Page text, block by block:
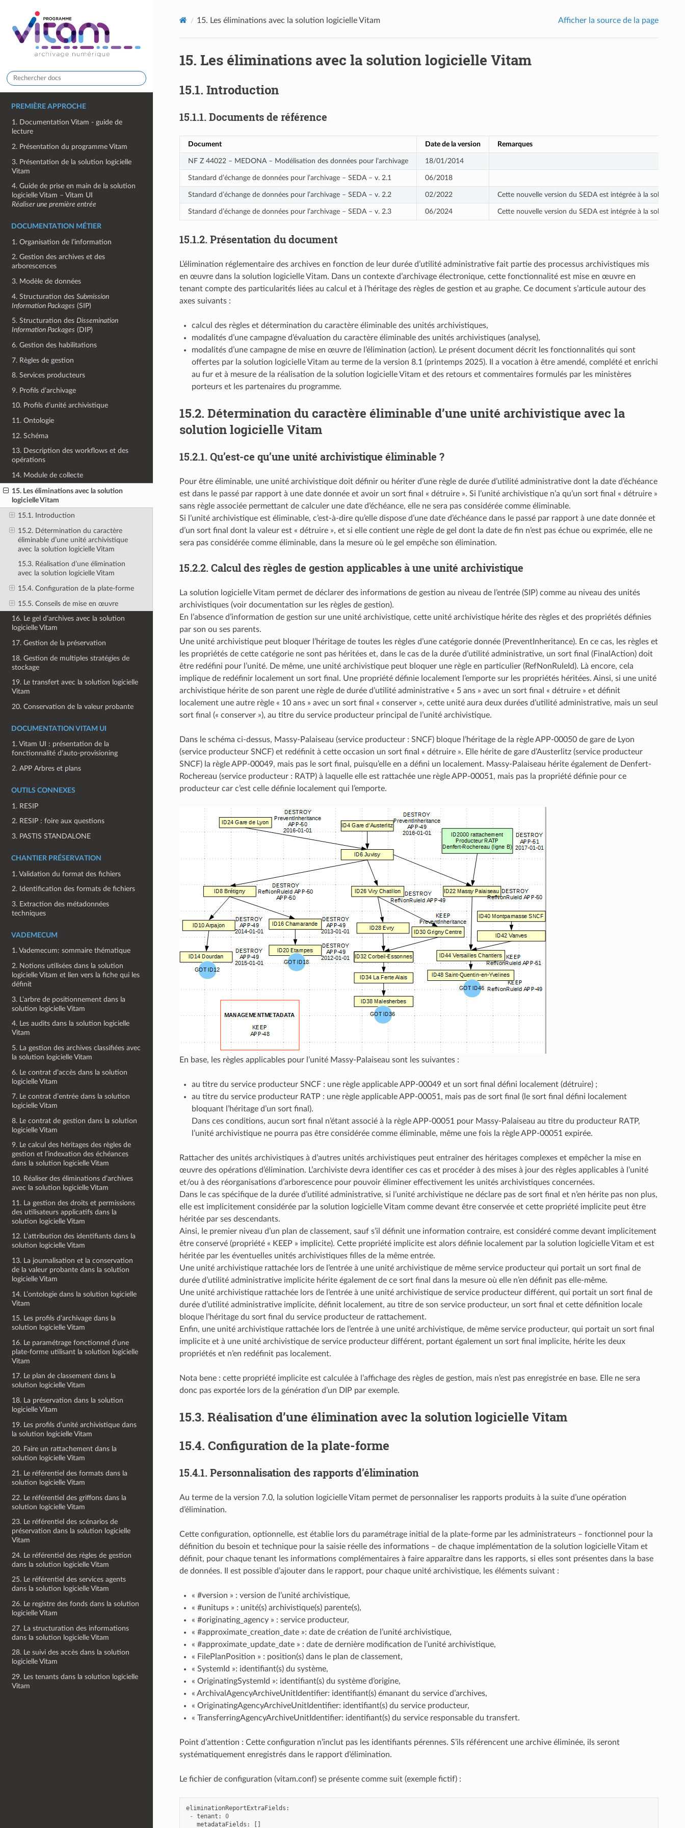
PREMIÈRE APPROCHE
1. Documentation Vitam - guide de
lecture
2. Présentation du programme Vitam
3. Présentation de la solution logicielle
Vitam
4. Guide de prise en main de la solution
logicielle Vitam – Vitam UI
Réaliser une première entrée
DOCUMENTATION MÉTIER
1. Organisation de l’information
2. Gestion des archives et des
arborescences
3. Modèle de données
4. Structuration desSubmission
Information Packages (SIP)
5. Structuration desDissemination
Information Packages (DIP)
6. Gestion des habilitations
7. Règles de gestion
8. Services producteurs
9. Profils d’archivage
10. Profils d’unité archivistique
11. Ontologie
12. Schéma
13. Description des workflows et des
opérations
14. Module de collecte
15. Les éliminations avec la solution
logicielle Vitam
15.1. Introduction
15.2. Détermination du caractère
éliminable d’une unité archivistique
avec la solution logicielle Vitam
15.3. Réalisation d’une élimination
avec la solution logicielle Vitam
15.4. Configuration de la plate-forme
15.5. Conseils de mise en œuvre
16. Le gel d’archives avec la solution
logicielle Vitam
17. Gestion de la préservation
18. Gestion de multiples stratégies de
stockage
19. Le transfert avec la solution logicielle
Vitam
20. Conservation de la valeur probante
DOCUMENTATION VITAM UI
1. Vitam UI : présentation de la
fonctionnalité d’auto-provisioning
2. APP Arbres et plans
OUTILS CONNEXES
1. RESIP
2. RESIP : foire aux questions
3. PASTIS STANDALONE
CHANTIER PRÉSERVATION
1. Validation du format des fichiers
2. Identification des formats de fichiers
3. Extraction des métadonnées
techniques
VADEMECUM
1. Vademecum: sommaire thématique
2. Notions utilisées dans la solution
logicielle Vitam et lien vers la fiche qui les
définit
3. L’arbre de positionnement dans la
solution logicielle Vitam
4. Les audits dans la solution logicielle
Vitam
5. La gestion des archives classifiées avec
la solution logicielle Vitam
6. Le contrat d’accès dans la solution
logicielle Vitam
7. Le contrat d’entrée dans la solution
logicielle Vitam
8. Le contrat de gestion dans la solution
logicielle Vitam
9. Le calcul des héritages des règles de
gestion et l’indexation des échéances
dans la solution logicielle Vitam
10. Réaliser des éliminations d’archives
avec la solution logicielle Vitam
11. La gestion des droits et permissions
des utilisateurs applicatifs dans la
solution logicielle Vitam
12. L’attribution des identifiants dans la
solution logicielle Vitam
13. La journalisation et la conservation
de la valeur probante dans la solution
logicielle Vitam
14. L’ontologie dans la solution logicielle
Vitam
15. Les profils d’archivage dans la
solution logicielle Vitam
16. Le paramétrage fonctionnel d’une
plate-forme utilisant la solution logicielle
Vitam
17. Le plan de classement dans la
solution logicielle Vitam
18. La préservation dans la solution
logicielle Vitam
19. Les profils d’unité archivistique dans
la solution logicielle Vitam
20. Faire un rattachement dans la
solution logicielle Vitam
21. Le référentiel des formats dans la
solution logicielle Vitam
22. Le référentiel des griffons dans la
solution logicielle Vitam
23. Le référentiel des scénarios de
préservation dans la solution logicielle
Vitam
24. Le référentiel des règles de gestion
dans la solution logicielle Vitam
25. Le référentiel des services agents
dans la solution logicielle Vitam
26. Le registre des fonds dans la solution
logicielle Vitam
27. La structuration des informations
dans la solution logicielle Vitam
28. Le suivi des accès dans la solution
logicielle Vitam
29. Les tenants dans la solution logicielle
Vitam
15. Les éliminations avec la solution logicielle Vitam Afficher la source de la page
15. Les éliminations avec la solution logicielle Vitam
15.1. Introduction
15.1.1. Documents de référence
Document Date de la version Remarques
NF Z 44022 – MEDONA – Modélisation des données pour l’archivage 18/01/2014
Standard d’échange de données pour l’archivage – SEDA – v. 2.1 06/2018
Standard d’échange de données pour l’archivage – SEDA – v. 2.2 02/2022 Cette nouvelle version du SEDA est intégrée à la solution
Standard d’échange de données pour l’archivage – SEDA – v. 2.3 06/2024 Cette nouvelle version du SEDA est intégrée à la solution
15.1.2. Présentation du document
L’élimination réglementaire des archives en fonction de leur durée d’utilité administrative fait partie des processus archivistiques mis
en œuvre dans la solution logicielle Vitam. Dans un contexte d’archivage électronique, cette fonctionnalité est mise en œuvre en
tenant compte des particularités liées au calcul et à l’héritage des règles de gestion et au graphe. Ce document s’articule autour des
axes suivants :
calcul des règles et détermination du caractère éliminable des unités archivistiques,
modalités d’une campagne d’évaluation du caractère éliminable des unités archivistiques (analyse),
modalités d’une campagne de mise en œuvre de l’élimination (action). Le présent document décrit les fonctionnalités qui sont
offertes par la solution logicielle Vitam au terme de la version 8.1 (printemps 2025). Il a vocation à être amendé, complété et enrichi
au fur et à mesure de la réalisation de la solution logicielle Vitam et des retours et commentaires formulés par les ministères
porteurs et les partenaires du programme.
15.2. Détermination du caractère éliminable d’une unité archivistique avec la
solution logicielle Vitam
15.2.1. Qu’est-ce qu’une unité archivistique éliminable ?
Pour être éliminable, une unité archivistique doit définir ou hériter d’une règle de durée d’utilité administrative dont la date d’échéance
est dans le passé par rapport à une date donnée et avoir un sort final « détruire ». Si l’unité archivistique n’a qu’un sort final « détruire »
sans règle associée permettant de calculer une date d’échéance, elle ne sera pas considérée comme éliminable.
Si l’unité archivistique est éliminable, c’est-à-dire qu’elle dispose d’une date d’échéance dans le passé par rapport à une date donnée et
d’un sort final dont la valeur est « détruire », et si elle contient une règle de gel dont la date de fin n’est pas échue ou exprimée, elle ne
sera pas considérée comme éliminable, dans la mesure où le gel empêche son élimination.
15.2.2. Calcul des règles de gestion applicables à une unité archivistique
La solution logicielle Vitam permet de déclarer des informations de gestion au niveau de l’entrée (SIP) comme au niveau des unités
archivistiques (voir documentation sur les règles de gestion).
En l’absence d’information de gestion sur une unité archivistique, cette unité archivistique hérite des règles et des propriétés définies
par son ou ses parents.
Une unité archivistique peut bloquer l’héritage de toutes les règles d’une catégorie donnée (PreventInheritance). En ce cas, les règles et
les propriétés de cette catégorie ne sont pas héritées et, dans le cas de la durée d’utilité administrative, un sort final (FinalAction) doit
être redéfini pour l’unité. De même, une unité archivistique peut bloquer une règle en particulier (RefNonRuleId). Là encore, cela
implique de redéfinir localement un sort final. Une propriété définie localement l’emporte sur les propriétés héritées. Ainsi, si une unité
archivistique hérite de son parent une règle de durée d’utilité administrative « 5 ans » avec un sort final « détruire » et définit
localement une autre règle « 10 ans » avec un sort final « conserver », cette unité aura deux durées d’utilité administrative, mais un seul
sort final (« conserver »), au titre du service producteur principal de l’unité archivistique.
Dans le schéma ci-dessus, Massy-Palaiseau (service producteur : SNCF) bloque l’héritage de la règle APP-00050 de gare de Lyon
(service producteur SNCF) et redéfinit à cette occasion un sort final « détruire ». Elle hérite de gare d’Austerlitz (service producteur
SNCF) la règle APP-00049, mais pas le sort final, puisqu’elle en a défini un localement. Massy-Palaiseau hérite également de Denfert-
Rochereau (service producteur : RATP) à laquelle elle est rattachée une règle APP-00051, mais pas la propriété définie pour ce
producteur car c’est celle définie localement qui l’emporte.
En base, les règles applicables pour l’unité Massy-Palaiseau sont les suivantes :
au titre du service producteur SNCF : une règle applicable APP-00049 et un sort final défini localement (détruire) ;
au titre du service producteur RATP : une règle applicable APP-00051, mais pas de sort final (le sort final défini localement
bloquant l’héritage d’un sort final).
Dans ces conditions, aucun sort final n’étant associé à la règle APP-00051 pour Massy-Palaiseau au titre du producteur RATP,
l’unité archivistique ne pourra pas être considérée comme éliminable, même une fois la règle APP-00051 expirée.
Rattacher des unités archivistiques à d’autres unités archivistiques peut entraîner des héritages complexes et empêcher la mise en
œuvre des opérations d’élimination. L’archiviste devra identifier ces cas et procéder à des mises à jour des règles applicables à l’unité
et/ou à des réorganisations d’arborescence pour pouvoir éliminer effectivement les unités archivistiques concernées.
Dans le cas spécifique de la durée d’utilité administrative, si l’unité archivistique ne déclare pas de sort final et n’en hérite pas non plus,
elle est implicitement considérée par la solution logicielle Vitam comme devant être conservée et cette propriété implicite peut être
héritée par ses descendants.
Ainsi, le premier niveau d’un plan de classement, sauf s’il définit une information contraire, est considéré comme devant implicitement
être conservé (propriété « KEEP » implicite). Cette propriété implicite est alors définie localement par la solution logicielle Vitam et est
héritée par les éventuelles unités archivistiques filles de la même entrée.
Une unité archivistique rattachée lors de l’entrée à une unité archivistique de même service producteur qui portait un sort final de
durée d’utilité administrative implicite hérite également de ce sort final dans la mesure où elle n’en définit pas elle-même.
Une unité archivistique rattachée lors de l’entrée à une unité archivistique de service producteur différent, qui portait un sort final de
durée d’utilité administrative implicite, définit localement, au titre de son service producteur, un sort final et cette définition locale
bloque l’héritage du sort final du service producteur de rattachement.
Enfin, une unité archivistique rattachée lors de l’entrée à une unité archivistique, de même service producteur, qui portait un sort final
implicite et à une unité archivistique de service producteur différent, portant également un sort final implicite, hérite les deux
propriétés et n’en redéfinit pas localement.
Nota bene : cette propriété implicite est calculée à l’affichage des règles de gestion, mais n’est pas enregistrée en base. Elle ne sera
donc pas exportée lors de la génération d’un DIP par exemple.
15.3. Réalisation d’une élimination avec la solution logicielle Vitam
15.4. Configuration de la plate-forme
15.4.1. Personnalisation des rapports d’élimination
Au terme de la version 7.0, la solution logicielle Vitam permet de personnaliser les rapports produits à la suite d’une opération
d’élimination.
Cette configuration, optionnelle, est établie lors du paramétrage initial de la plate-forme par les administrateurs – fonctionnel pour la
définition du besoin et technique pour la saisie réelle des informations – de chaque implémentation de la solution logicielle Vitam et
définit, pour chaque tenant les informations complémentaires à faire apparaître dans les rapports, si elles sont présentes dans la base
de données. Il est possible d’ajouter dans le rapport, pour chaque unité archivistique, les éléments suivant :
« #version » : version de l’unité archivistique,
« #unitups » : unité(s) archivistique(s) parente(s),
« #originating_agency » : service producteur,
« #approximate_creation_date »: date de création de l’unité archivistique,
« #approximate_update_date » : date de dernière modification de l’unité archivistique,
« FilePlanPosition » : position(s) dans le plan de classement,
« SystemId »: identifiant(s) du système,
« OriginatingSystemId »: identifiant(s) du système d’origine,
« ArchivalAgencyArchiveUnitIdentifier: identifiant(s) émanant du service d’archives,
« OriginatingAgencyArchiveUnitIdentifier: identifiant(s) du service producteur,
« TransferringAgencyArchiveUnitIdentifier: identifiant(s) du service responsable du transfert.
Point d’attention : Cette configuration n’inclut pas les identifiants pérennes. S’ils référencent une archive éliminée, ils seront
systématiquement enregistrés dans le rapport d’élimination.
Le fichier de configuration (vitam.conf) se présente comme suit (exemple fictif) :
eliminationReportExtraFields :
-
tenant :
0
metadataFields : []